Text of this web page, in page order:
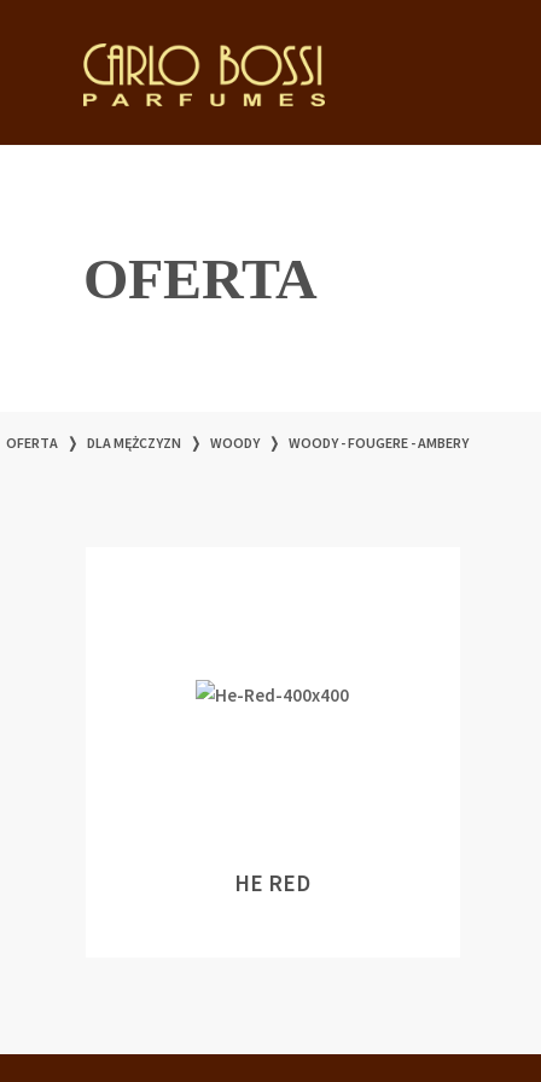
OFERTA
OFERTA ❭ DLA MĘŻCZYZN ❭ WOODY ❭ WOODY - FOUGERE - AMBERY
HE RED